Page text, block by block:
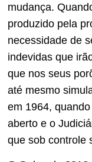
mudança.
produzido pela
necessidade de
indevidas que
que nos seus
até mesmo
em 1964,
aberto e o
que sob controle